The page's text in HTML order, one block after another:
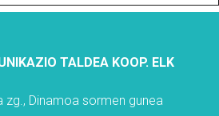
TALDEA KOOP. ELK
zg., Dinamoa sormen gunea